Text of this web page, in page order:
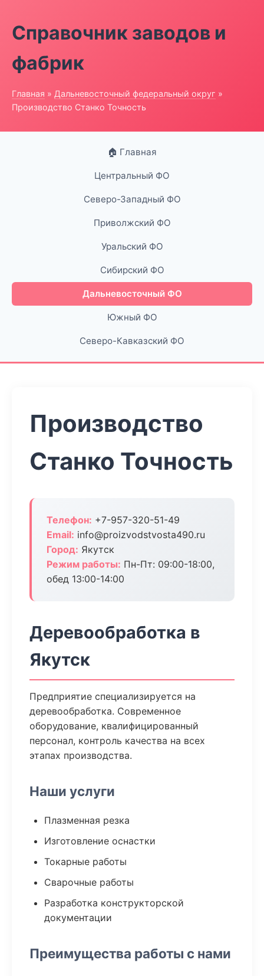
Справочник заводов и
фабрик
Главная » Дальневосточный федеральный округ »
Производство Станко Точность
🏠 Главная
Центральный ФО
Северо-Западный ФО
Приволжский ФО
Уральский ФО
Сибирский ФО
Дальневосточный ФО
Южный ФО
Северо-Кавказский ФО
Производство
Станко Точность
Телефон: +7-957-320-51-49
Email: info@proizvodstvosta490.ru
Город: Якутск
Режим работы: Пн-Пт: 09:00-18:00,
обед 13:00-14:00
Деревообработка в
Якутск
Предприятие специализируется на
деревообработка. Современное
оборудование, квалифицированный
персонал, контроль качества на всех
этапах производства.
Наши услуги
Плазменная резка
Изготовление оснастки
Токарные работы
Сварочные работы
Разработка конструкторской
документации
Преимущества работы с нами